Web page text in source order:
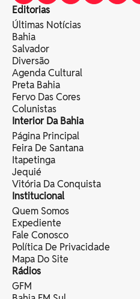
Editorias
Últimas Notícias
Bahia
Salvador
Diversão
Agenda Cultural
Preta Bahia
Fervo Das Cores
Colunistas
Interior Da Bahia
Página Principal
Feira De Santana
Itapetinga
Jequié
Vitória Da Conquista
Institucional
Quem Somos
Expediente
Fale Conosco
Política De Privacidade
Mapa Do Site
Rádios
GFM